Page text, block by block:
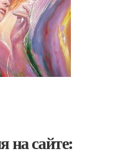
на сайте: